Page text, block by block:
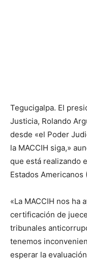
Tegucigalpa. El
Justicia, Rolando
desde «el Poder
la MACCIH siga,»
que está realizando
Estados Americanos
«La MACCIH nos ha
certificación de
tribunales
tenemos
esperar la